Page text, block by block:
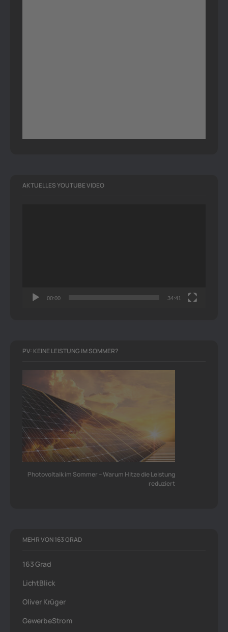
AKTUELLES YOUTUBE VIDEO
00:00 34:41
PV: KEINE LEISTUNG IM SOMMER?
Photovoltaik im Sommer – Warum Hitze die Leistung
reduziert
MEHR VON 163 GRAD
163 Grad
LichtBlick
Oliver Krüger
GewerbeStrom